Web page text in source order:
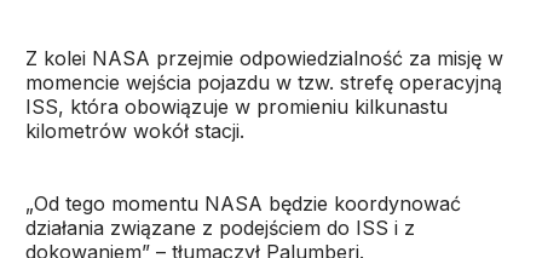
Z kolei NASA przejmie odpowiedzialność za misję w
momencie wejścia pojazdu w tzw. strefę operacyjną
ISS, która obowiązuje w promieniu kilkunastu
kilometrów wokół stacji.
„Od tego momentu NASA będzie koordynować
działania związane z podejściem do ISS i z
dokowaniem” – tłumaczył Palumberi.